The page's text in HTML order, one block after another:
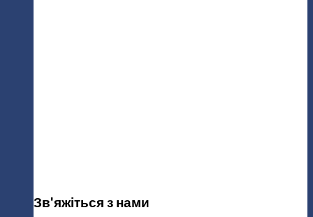
Зв'яжіться з нами